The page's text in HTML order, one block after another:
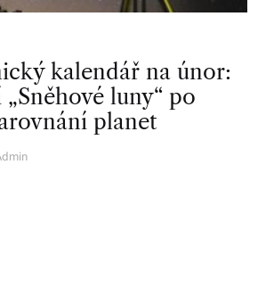
kalendář na únor:
luny“ po
planet